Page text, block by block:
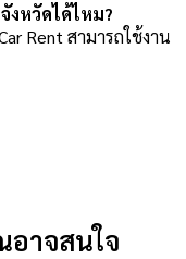
งหวัดได้ไหม?
Rent สามารถใช้งาน
าจสนใจ